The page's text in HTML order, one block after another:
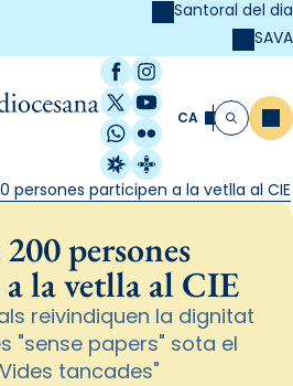
Santoral del dia
SAVA
Facebook
Instagram
X / Twitter
YouTube
WhatsApp
Flickr
Radio Estel
Catalunya
CA Cerca
persones participen a la vetlla al CIE
persones
la vetlla al CIE
reivindiquen la dignitat
"sense papers" sota el
tancades"